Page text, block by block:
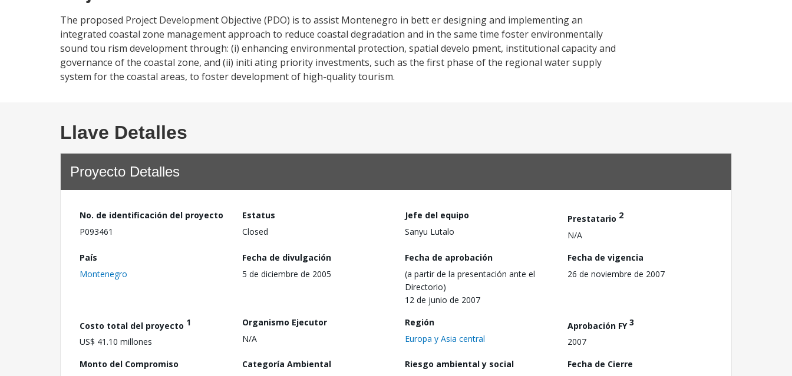
The proposed Project Development Objective (PDO) is to assist Montenegro in bett er designing and implementing an
integrated coastal zone management approach to reduce coastal degradation and in the same time foster environmentally
sound tou rism development through: (i) enhancing environmental protection, spatial develo pment, institutional capacity and
governance of the coastal zone, and (ii) initi ating priority investments, such as the first phase of the regional water supply
system for the coastal areas, to foster development of high-quality tourism.
Llave Detalles
Proyecto Detalles
No. de identificación del proyecto
P093461
Estatus
Closed
Jefe del equipo
Sanyu Lutalo
Prestatario 2
N/A
País
Montenegro
Fecha de divulgación
5 de diciembre de 2005
Fecha de aprobación
(a partir de la presentación ante el
Directorio)
12 de junio de 2007
Fecha de vigencia
26 de noviembre de 2007
Costo total del proyecto 1
US$ 41.10 millones
Organismo Ejecutor
N/A
Región
Europa y Asia central
Aprobación FY3
2007
Monto del Compromiso
Categoría Ambiental
Riesgo ambiental y social
Fecha de Cierre